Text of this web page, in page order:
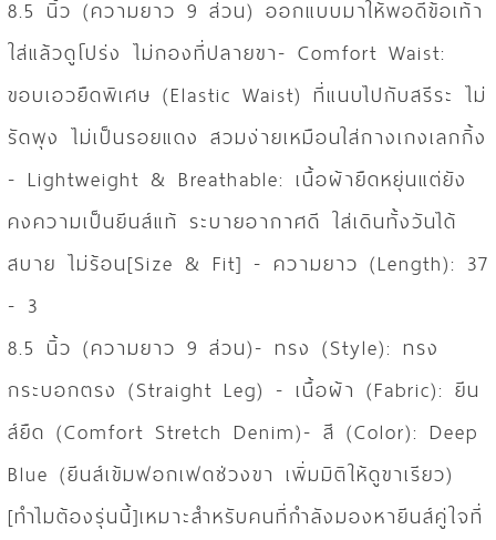
8.5 นิ้ว (ความยาว 9 ส่วน) ออกแบบมาให้พอดีข้อเท้า
ใส่แล้วดูโปร่ง ไม่กองที่ปลายขา- Comfort Waist:
ขอบเอวยืดพิเศษ (Elastic Waist) ที่แนบไปกับสรีระ ไม่
รัดพุง ไม่เป็นรอยแดง สวมง่ายเหมือนใส่กางเกงเลกกิ้ง
- Lightweight & Breathable: เนื้อผ้ายืดหยุ่นแต่ยัง
คงความเป็นยีนส์แท้ ระบายอากาศดี ใส่เดินทั้งวันได้
สบาย ไม่ร้อน[Size & Fit] - ความยาว (Length): 37
- 3
8.5 นิ้ว (ความยาว 9 ส่วน)- ทรง (Style): ทรง
กระบอกตรง (Straight Leg) - เนื้อผ้า (Fabric): ยีน
ส์ยืด (Comfort Stretch Denim)- สี (Color): Deep
Blue (ยีนส์เข้มฟอกเฟดช่วงขา เพิ่มมิติให้ดูขาเรียว)
[ทำไมต้องรุ่นนี้]เหมาะสำหรับคนที่กำลังมองหายีนส์คู่ใจที่